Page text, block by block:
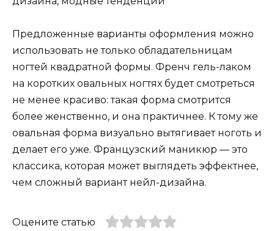
Предложенные варианты оформления можно
использовать не только обладательницам
ногтей квадратной формы. Френч гель-лаком
на коротких овальных ногтях будет смотреться
не менее красиво: такая форма смотрится
более женственно, и она практичнее. К тому же
овальная форма визуально вытягивает ноготь и
делает его уже. Французский маникюр — это
классика, которая может выглядеть эффектнее,
чем сложный вариант нейл-дизайна.
Оцените статью